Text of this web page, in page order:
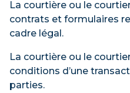
La courtière ou le
contrats et formulaires
cadre légal.
La courtière ou le
conditions d’une
parties.